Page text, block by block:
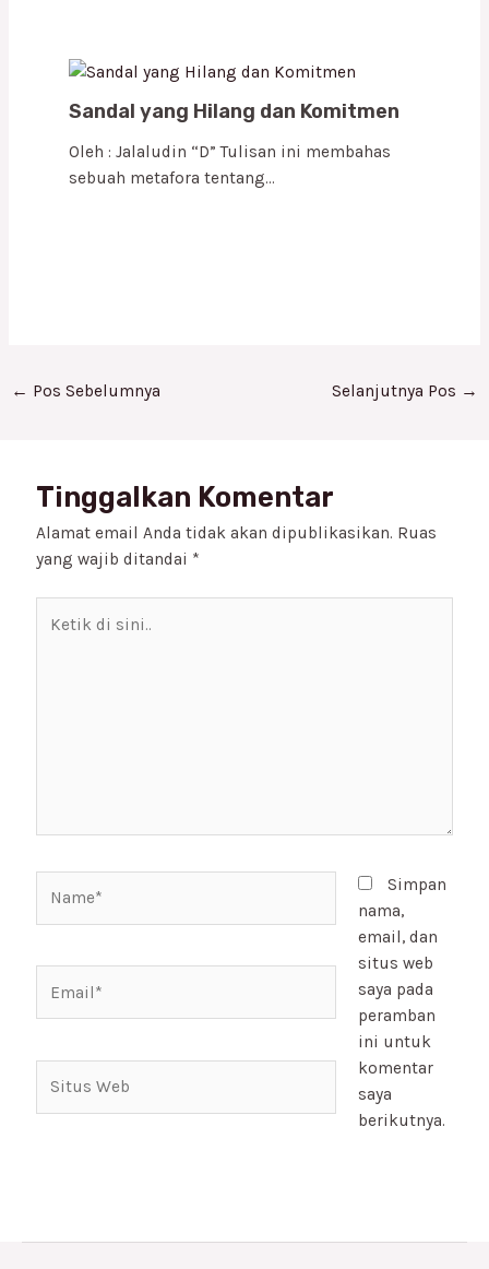
Sandal yang Hilang dan Komitmen
Oleh : Jalaludin “D” Tulisan ini membahas
sebuah metafora tentang…
← Pos Sebelumnya Selanjutnya Pos →
Tinggalkan Komentar
Alamat email Anda tidak akan dipublikasikan. Ruas
yang wajib ditandai *
Web
Simpan
nama,
email, dan
situs web
saya pada
peramban
ini untuk
komentar
saya
berikutnya.